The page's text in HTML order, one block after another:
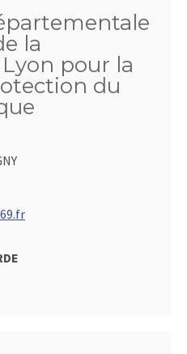
la
pour la
du